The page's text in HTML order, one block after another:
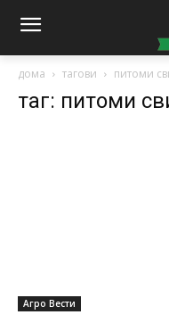
дома тагови питоми
таг: питоми
Агро Вести